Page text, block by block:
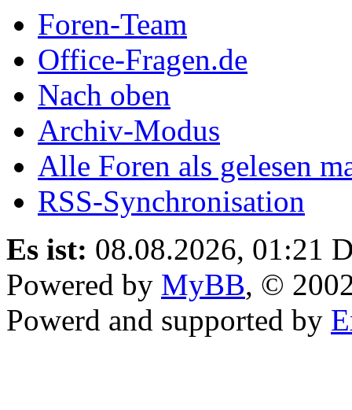
Foren-Team
Office-Fragen.de
Nach oben
Archiv-Modus
Alle Foren als gelesen
RSS-Synchronisation
Es ist: 08.08.2026, 01:21
Powered by MyBB, ©
Powerd and supported by